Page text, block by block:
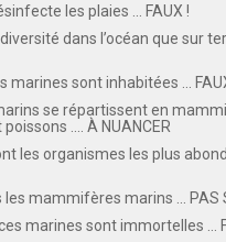
les plaies ... FAUX !
dans l’océan que sur
marines sont inhabitées ...
se répartissent en
.... À NUANCER
les organismes les plus
mammifères marins ... PAS
marines sont immortelles ...